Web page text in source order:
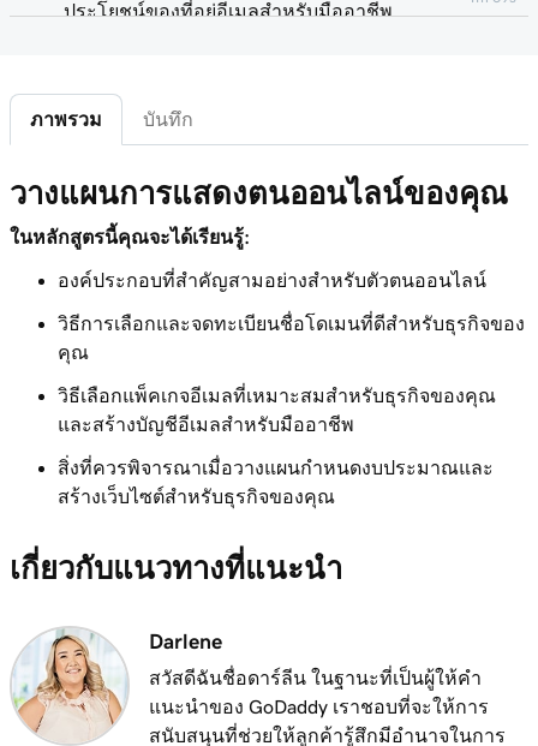
ประโยชน์ของที่อยู่อีเมลสำหรับมืออาชีพ
เลือกแพ็คเกจอีเมล
บทเรียนที่ 7 (จาก 11)
บทเรียนที่ 8 (จาก 11)
วางแผนเว็บไซต์ของคุณ
ใด
บทเรียนที่ 10 (จาก 11)
บทเรียนที่ 11 (จาก 11)
ภาพรวม บันทึก
วางแผนการแสดงตนออนไลน์ของคุณ
ในหลักสูตรนี้คุณจะได้เรียนรู้:
องค์ประกอบที่สำคัญสามอย่างสำหรับตัวตนออนไลน์
วิธีการเลือกและจดทะเบียนชื่อโดเมนที่ดีสำหรับธุรกิจของ
คุณ
วิธีเลือกแพ็คเกจอีเมลที่เหมาะสมสำหรับธุรกิจของคุณ
และสร้างบัญชีอีเมลสำหรับมืออาชีพ
สิ่งที่ควรพิจารณาเมื่อวางแผนกำหนดงบประมาณและ
สร้างเว็บไซต์สำหรับธุรกิจของคุณ
เกี่ยวกับแนวทางที่แนะนำ
Darlene
สวัสดีฉันชื่อดาร์ลีน ในฐานะที่เป็นผู้ให้คำ
แนะนำของ GoDaddy เราชอบที่จะให้การ
สนับสนุนที่ช่วยให้ลูกค้ารู้สึกมีอำนาจในการ